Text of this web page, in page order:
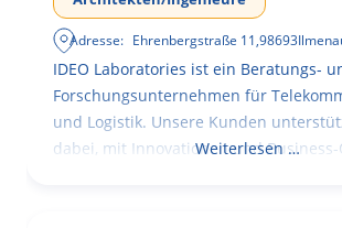
Adresse: Ehrenbergstraße 11,98693
IDEO Laboratories ist ein Beratungs-
Forschungsunternehmen für
und Logistik. Unsere Kunden
dabei, mit Innovationen und
Weiterlesen …